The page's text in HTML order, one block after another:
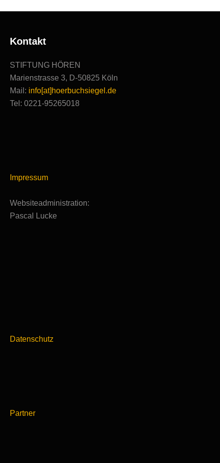
Kontakt
STIFTUNG HÖREN
Marienstrasse 3, D-50825 Köln
Mail: info[at]hoerbuchsiegel.de
Tel: 0221-95265018
Impressum
Websiteadministration:
Pascal Lucke
Datenschutz
Partner